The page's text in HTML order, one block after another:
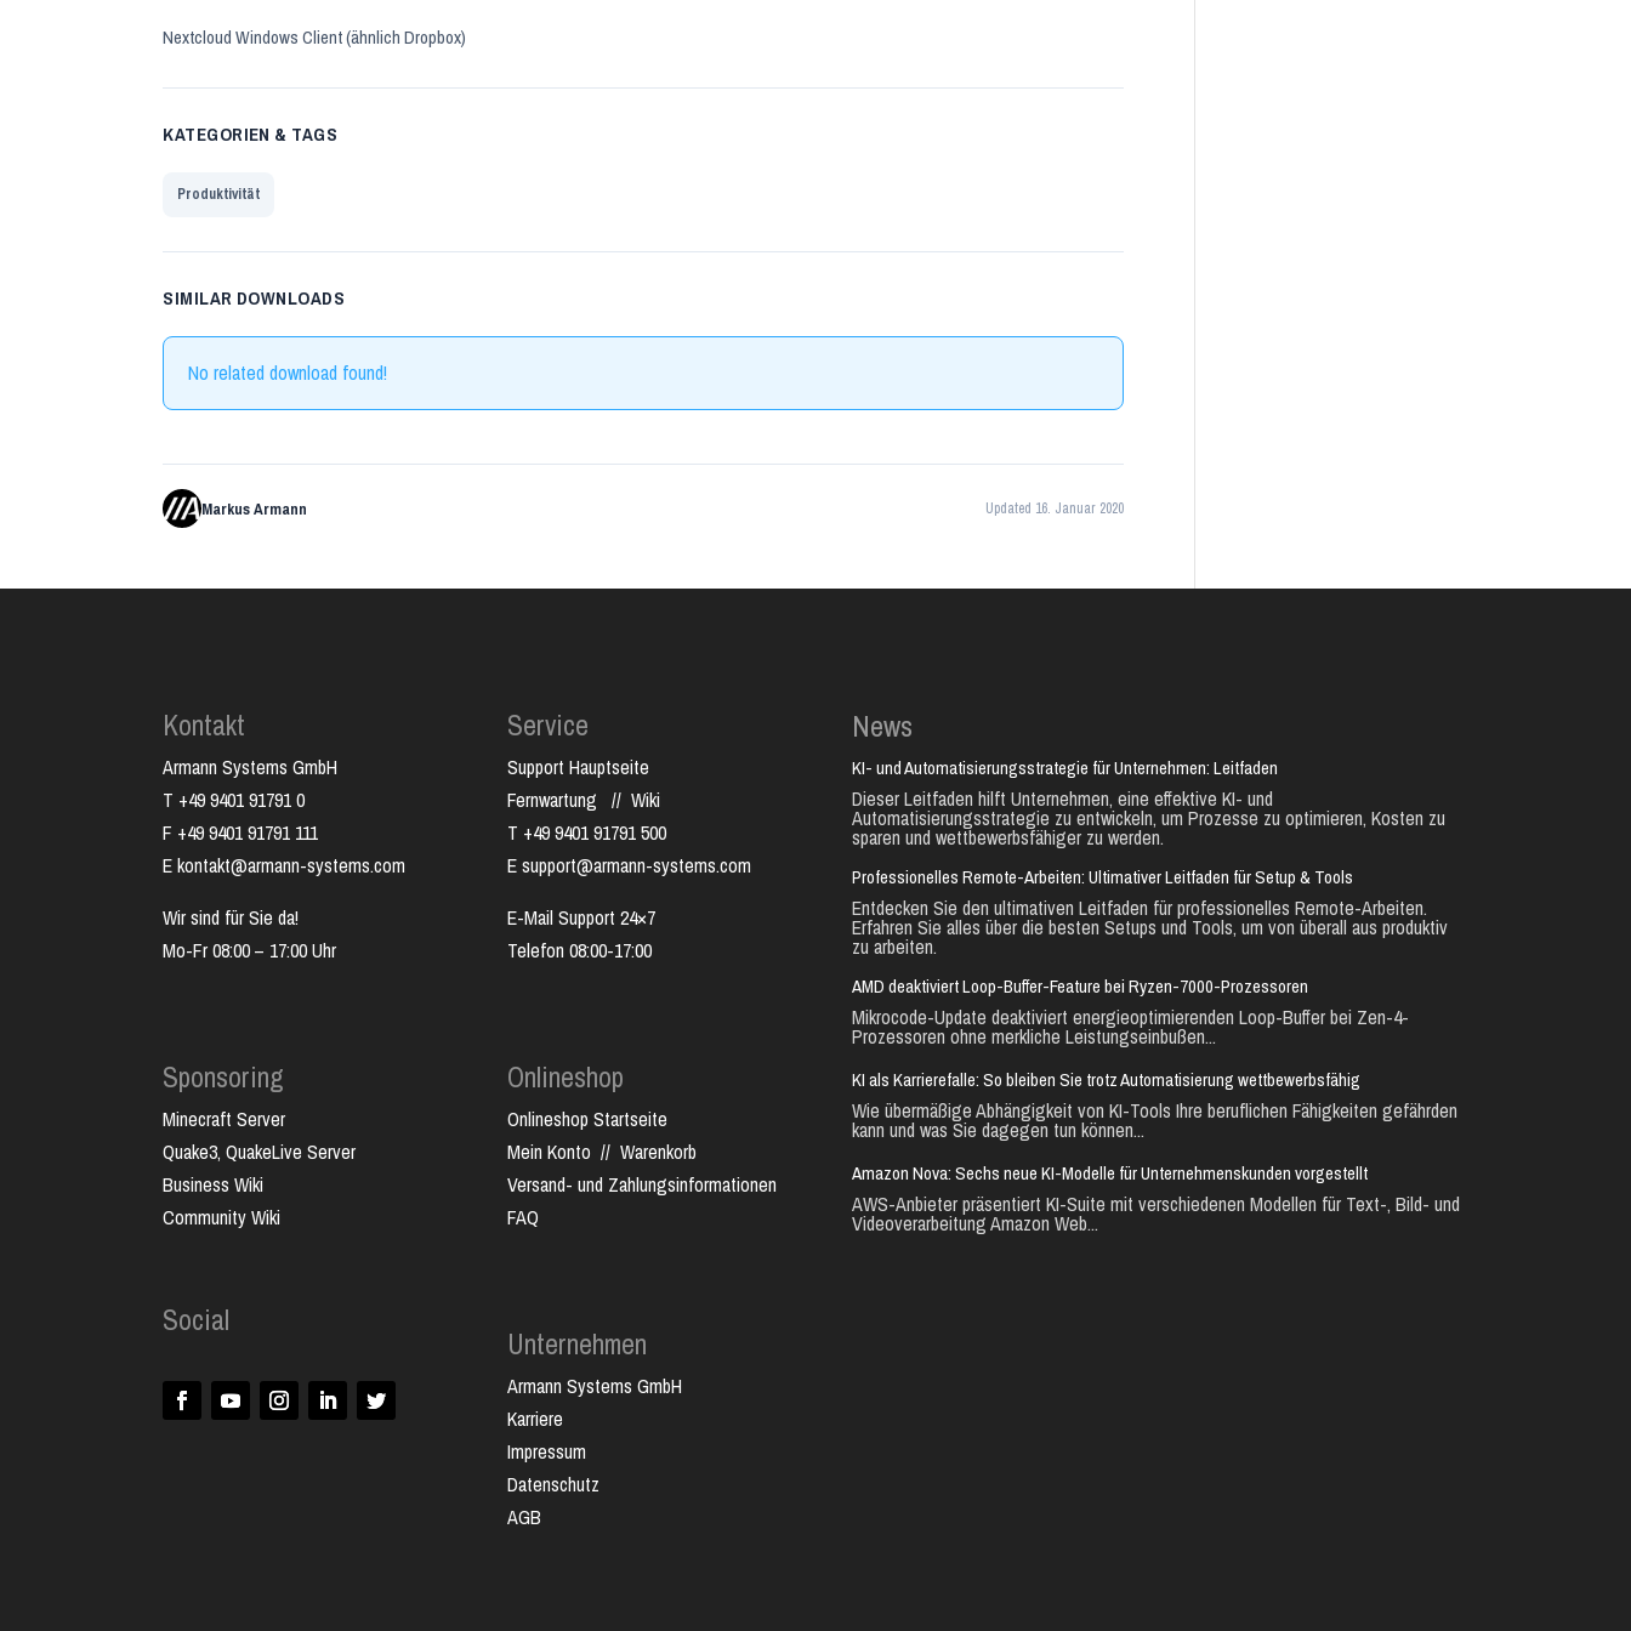
Nextcloud Windows Client (ähnlich Dropbox)
KATEGORIEN & TAGS
Produktivität
SIMILAR DOWNLOADS
No related download found!
Markus Armann Updated 16. Januar 2020
Kontakt
Armann Systems GmbH
T +49 9401 91791 0
F +49 9401 91791 111
E kontakt@armann-systems.com
Wir sind für Sie da!
Mo-Fr 08:00 – 17:00 Uhr
Sponsoring
Minecraft Server
Quake3, QuakeLive Server
Business Wiki
Community Wiki
Social
Service
Support Hauptseite
Fernwartung // Wiki
T +49 9401 91791 500
E support@armann-systems.com
E-Mail Support 24×7
Telefon 08:00-17:00
Onlineshop
Onlineshop Startseite
Mein Konto // Warenkorb
Versand- und Zahlungsinformationen
FAQ
Unternehmen
Armann Systems GmbH
Karriere
Impressum
Datenschutz
AGB
News
KI- und Automatisierungsstrategie für Unternehmen: Leitfaden
Dieser Leitfaden hilft Unternehmen, eine effektive KI- und
Automatisierungsstrategie zu entwickeln, um Prozesse zu optimieren, Kosten zu
sparen und wettbewerbsfähiger zu werden.
Professionelles Remote-Arbeiten: Ultimativer Leitfaden für Setup & Tools
Entdecken Sie den ultimativen Leitfaden für professionelles Remote-Arbeiten.
Erfahren Sie alles über die besten Setups und Tools, um von überall aus produktiv
zu arbeiten.
AMD deaktiviert Loop-Buffer-Feature bei Ryzen-7000-Prozessoren
Mikrocode-Update deaktiviert energieoptimierenden Loop-Buffer bei Zen-4-
Prozessoren ohne merkliche Leistungseinbußen...
KI als Karrierefalle: So bleiben Sie trotz Automatisierung wettbewerbsfähig
Wie übermäßige Abhängigkeit von KI-Tools Ihre beruflichen Fähigkeiten gefährden
kann und was Sie dagegen tun können...
Amazon Nova: Sechs neue KI-Modelle für Unternehmenskunden vorgestellt
AWS-Anbieter präsentiert KI-Suite mit verschiedenen Modellen für Text-, Bild- und
Videoverarbeitung Amazon Web...